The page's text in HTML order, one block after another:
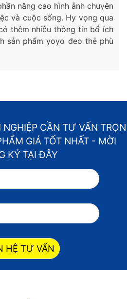
nâng cao hình ảnh chuyên
và cuộc sống. Hy vọng qua
thêm nhiều thông tin bổ ích
sản phẩm yoyo đeo thẻ phù
CẦN TƯ VẤN TRỌN
GIÁ TỐT NHẤT - MỜI
KÝ TẠI ĐÂY
HỆ TƯ VẤN